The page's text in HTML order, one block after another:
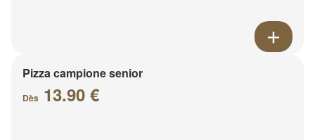
Pizza campione senior
Dès 13.90 €